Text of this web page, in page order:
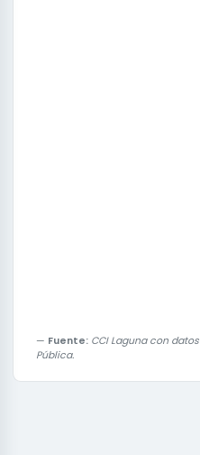
Fuente: CCI Laguna con
Pública.